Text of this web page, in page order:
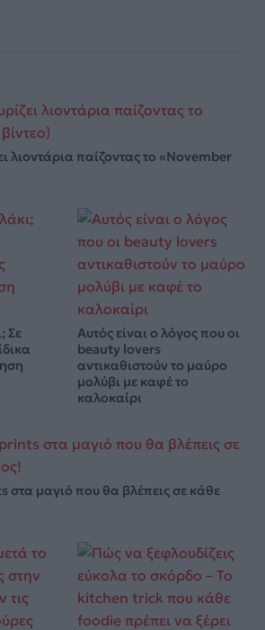
λιοντάρια παίζοντας το «November
Σε
Αυτός είναι ο λόγος που οι
beauty lovers
αντικαθιστούν το μαύρο
μολύβι με καφέ το
καλοκαίρι
στα μαγιό που θα βλέπεις σε κάθε